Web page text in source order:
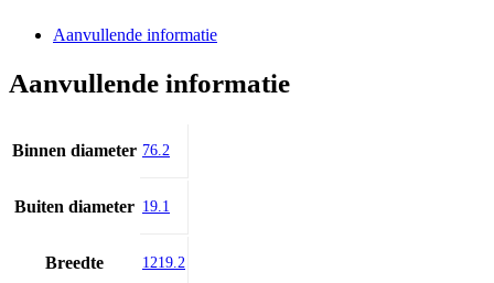
Aanvullende informatie
Aanvullende informatie
Binnen diameter 76.2
Buiten diameter 19.1
Breedte 1219.2